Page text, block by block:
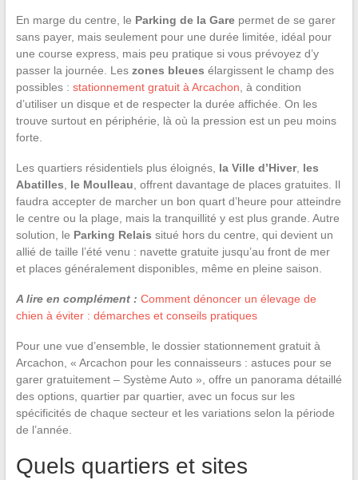
En marge du centre, le Parking de la Garepermet de se garer
sans payer, mais seulement pour une durée limitée, idéal pour
une course express, mais peu pratique si vous prévoyez d’y
passer la journée. Les zones bleues élargissent le champ des
possibles : stationnement gratuit à Arcachon , à condition
d’utiliser un disque et de respecter la durée affichée. On les
trouve surtout en périphérie, là où la pression est un peu moins
forte.
Les quartiers résidentiels plus éloignés, la Ville d’Hiver, les
Abatilles
le Moulleau , offrent davantage de places gratuites. Il
faudra accepter de marcher un bon quart d’heure pour atteindre
le centre ou la plage, mais la tranquillité y est plus grande. Autre
solution, le Parking Relais situé hors du centre, qui devient un
allié de taille l’été venu : navette gratuite jusqu’au front de mer
et places généralement disponibles, même en pleine saison.
A lire en complément : Comment dénoncer un élevage de
chien à éviter : démarches et conseils pratiques
Pour une vue d’ensemble, le dossier stationnement gratuit à
Arcachon, « Arcachon pour les connaisseurs : astuces pour se
garer gratuitement – Système Auto », offre un panorama détaillé
des options, quartier par quartier, avec un focus sur les
spécificités de chaque secteur et les variations selon la période
de l’année.
Quels quartiers et sites